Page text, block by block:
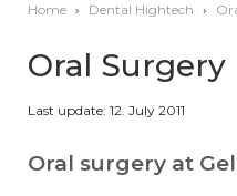
Home › Dental Hightech ›
Oral Surgery
Last update: 12. July 2011
Oral surgery at